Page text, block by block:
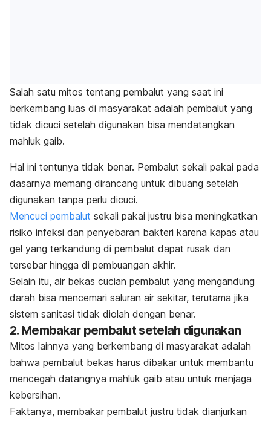
Salah satu mitos tentang pembalut yang saat ini
berkembang luas di masyarakat adalah pembalut yang
tidak dicuci setelah digunakan bisa mendatangkan
mahluk gaib.
Hal ini tentunya tidak benar. Pembalut sekali pakai pada
dasarnya memang dirancang untuk dibuang setelah
digunakan tanpa perlu dicuci.
Mencuci pembalut sekali pakai justru bisa meningkatkan
risiko infeksi dan penyebaran bakteri karena kapas atau
gel yang terkandung di pembalut dapat rusak dan
tersebar hingga di pembuangan akhir.
Selain itu, air bekas cucian pembalut yang mengandung
darah bisa mencemari saluran air sekitar, terutama jika
sistem sanitasi tidak diolah dengan benar.
2. Membakar pembalut setelah digunakan
Mitos lainnya yang berkembang di masyarakat adalah
bahwa pembalut bekas harus dibakar untuk membantu
mencegah datangnya mahluk gaib atau untuk menjaga
kebersihan.
Faktanya, membakar pembalut justru tidak dianjurkan